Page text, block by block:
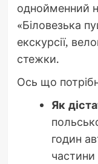
однойменний
«Біловезька
екскурсії,
стежки.
Ось що
Як
годин
частини